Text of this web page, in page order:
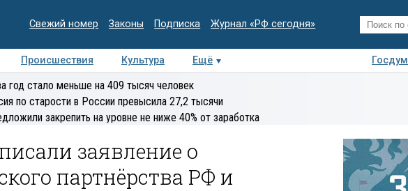
Свежий номер Законы Подписка Журнал «РФ сегодня»
Происшествия Культура Ещё
Интервью Колумнисты
год стало меньше на 409 тысяч человек
по старости в России превысила 27,2 тысячи
закрепить на уровне не ниже 40% от заработка
заявление о
партнёрства РФ и